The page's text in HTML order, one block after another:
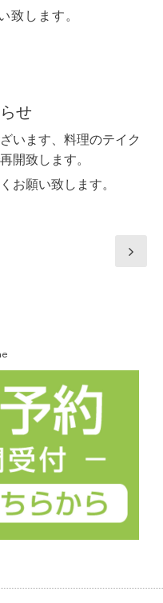
致します。
せ
います、料理のテイク
開致します。
お願い致します。